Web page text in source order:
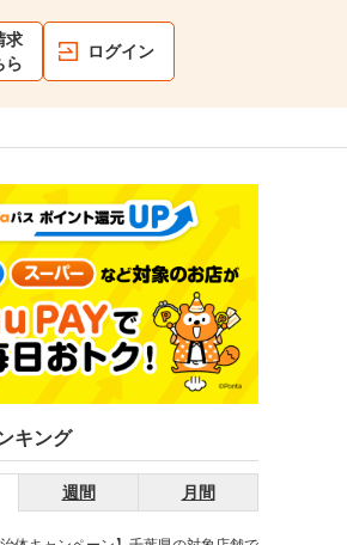
求
ら
ログイン
キング
週間 月間